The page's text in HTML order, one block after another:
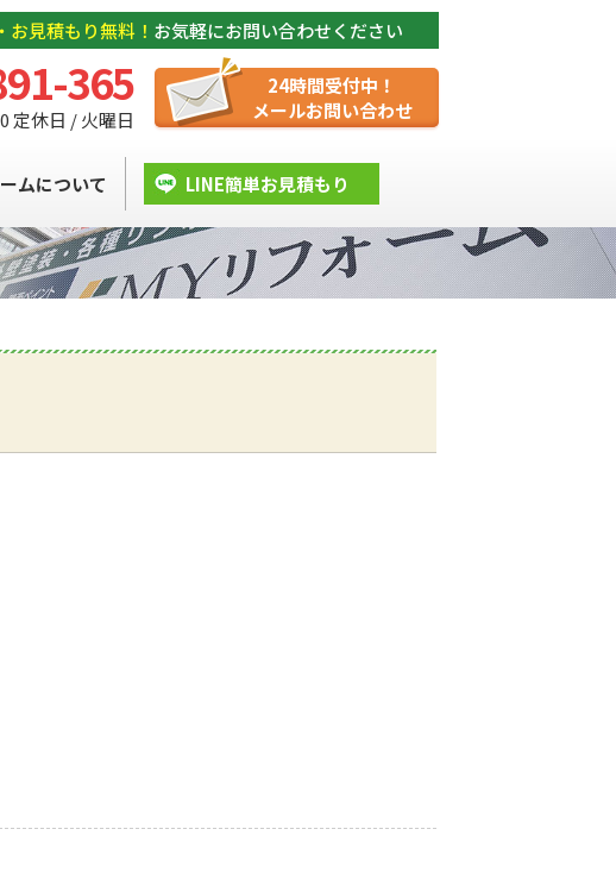
見積もり無料！ お気軽にお問い合わせください
365
定休日 / 火曜日
24時間受付中！
メールお問い合わせ
ムについて LINE簡単お見積もり